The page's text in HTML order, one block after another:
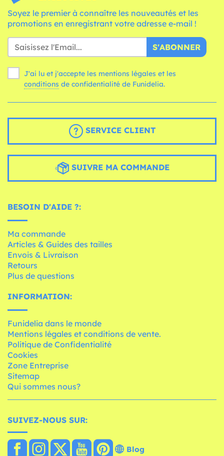
Soyez le premier à connaître les nouveautés et les
promotions en enregistrant votre adresse e-mail !
S'ABONNER
J'ai lu et j'accepte les mentions légales et les
conditions de confidentialité de Funidelia.
SERVICE CLIENT
SUIVRE MA COMMANDE
BESOIN D'AIDE ?:
Ma commande
Articles & Guides des tailles
Envois & Livraison
Retours
Plus de questions
INFORMATION:
Funidelia dans le monde
Mentions légales et conditions de vente.
Politique de Confidentialité
Cookies
Zone Entreprise
Sitemap
Qui sommes nous?
SUIVEZ-NOUS SUR:
Blog